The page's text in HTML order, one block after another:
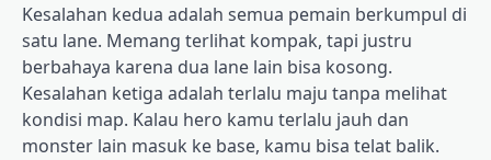
Kesalahan kedua adalah semua pemain berkumpul di
satu lane. Memang terlihat kompak, tapi justru
berbahaya karena dua lane lain bisa kosong.
Kesalahan ketiga adalah terlalu maju tanpa melihat
kondisi map. Kalau hero kamu terlalu jauh dan
monster lain masuk ke base, kamu bisa telat balik.